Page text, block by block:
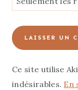
Ce site utilise
indésirables. En